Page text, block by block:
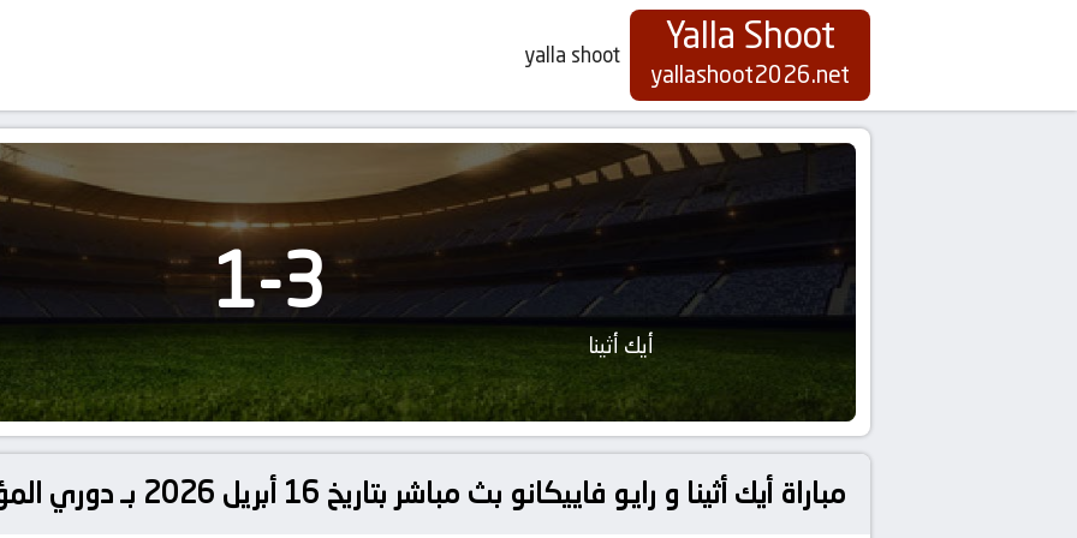
Yalla Shoot
yallashoot2026.net
yalla shoot
أيك أثينا
3
-
1
مباراة أيك أثينا و رايو فاييكانو بث مباشر بتاريخ 16 أبريل 2026 بـ دوري المؤتمر الأوروبي – ربع النهائي